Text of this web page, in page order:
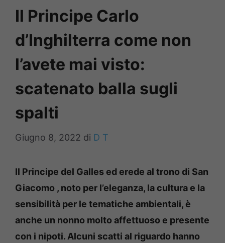
Il Principe Carlo
d’Inghilterra come non
l’avete mai visto:
scatenato balla sugli
spalti
Giugno 8, 2022 di D T
Il Principe del Galles ed erede al trono di San
Giacomo , noto per l’eleganza, la cultura e la
sensibilità per le tematiche ambientali, è
anche un nonno molto affettuoso e presente
con i nipoti. Alcuni scatti al riguardo hanno